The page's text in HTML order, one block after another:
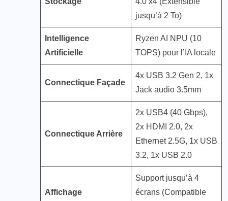
jusqu’à 2 To)
Intelligence
Artificielle
Ryzen AI NPU (10
TOPS) pour l’IA locale
Connectique Façade
4x USB 3.2 Gen 2, 1x
Jack audio 3.5mm
Connectique Arrière
2x USB4 (40 Gbps),
2x HDMI 2.0, 2x
Ethernet 2.5G, 1x USB
3.2, 1x USB 2.0
Affichage
Support jusqu’à 4
écrans (Compatible